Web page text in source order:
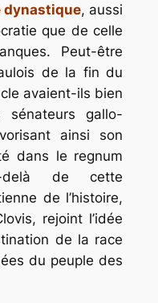
dynastique, aussi
que de celle
Peut-être
de la fin du
avaient-ils bien
gallo-
ainsi son
dans le regnum
delà de cette
de l’histoire,
rejoint l’idée
de la race
du peuple des